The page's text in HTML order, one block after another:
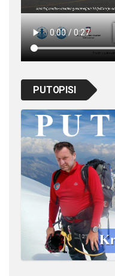
PUTOPISI